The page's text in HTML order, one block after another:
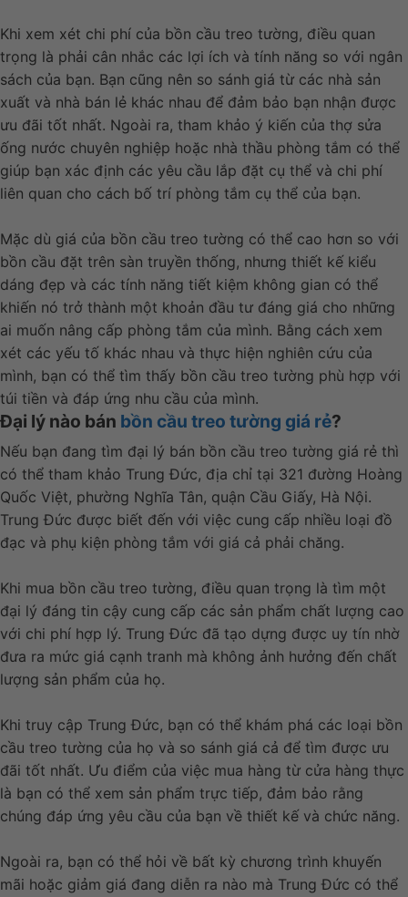
Khi xem xét chi phí của bồn cầu treo tường, điều quan
trọng là phải cân nhắc các lợi ích và tính năng so với ngân
sách của bạn. Bạn cũng nên so sánh giá từ các nhà sản
xuất và nhà bán lẻ khác nhau để đảm bảo bạn nhận được
ưu đãi tốt nhất. Ngoài ra, tham khảo ý kiến của thợ sửa
ống nước chuyên nghiệp hoặc nhà thầu phòng tắm có thể
giúp bạn xác định các yêu cầu lắp đặt cụ thể và chi phí
liên quan cho cách bố trí phòng tắm cụ thể của bạn.
Mặc dù giá của bồn cầu treo tường có thể cao hơn so với
bồn cầu đặt trên sàn truyền thống, nhưng thiết kế kiểu
dáng đẹp và các tính năng tiết kiệm không gian có thể
khiến nó trở thành một khoản đầu tư đáng giá cho những
ai muốn nâng cấp phòng tắm của mình. Bằng cách xem
xét các yếu tố khác nhau và thực hiện nghiên cứu của
mình, bạn có thể tìm thấy bồn cầu treo tường phù hợp với
túi tiền và đáp ứng nhu cầu của mình.
Đại lý nào bán bồn cầu treo tường giá rẻ?
Nếu bạn đang tìm đại lý bán bồn cầu treo tường giá rẻ thì
có thể tham khảo Trung Đức, địa chỉ tại 321 đường Hoàng
Quốc Việt, phường Nghĩa Tân, quận Cầu Giấy, Hà Nội.
Trung Đức được biết đến với việc cung cấp nhiều loại đồ
đạc và phụ kiện phòng tắm với giá cả phải chăng.
Khi mua bồn cầu treo tường, điều quan trọng là tìm một
đại lý đáng tin cậy cung cấp các sản phẩm chất lượng cao
với chi phí hợp lý. Trung Đức đã tạo dựng được uy tín nhờ
đưa ra mức giá cạnh tranh mà không ảnh hưởng đến chất
lượng sản phẩm của họ.
Khi truy cập Trung Đức, bạn có thể khám phá các loại bồn
cầu treo tường của họ và so sánh giá cả để tìm được ưu
đãi tốt nhất. Ưu điểm của việc mua hàng từ cửa hàng thực
là bạn có thể xem sản phẩm trực tiếp, đảm bảo rằng
chúng đáp ứng yêu cầu của bạn về thiết kế và chức năng.
Ngoài ra, bạn có thể hỏi về bất kỳ chương trình khuyến
mãi hoặc giảm giá đang diễn ra nào mà Trung Đức có thể